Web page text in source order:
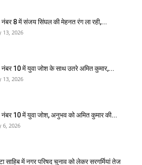
नंबर 8 में संजय सिंघल की मेहनत रंग ला रही,...
13, 2026
नंबर 10 में युवा जोश के साथ उतरे अमित कुमार,...
13, 2026
नंबर 10 में युवा जोश, अनुभव को अमित कुमार की...
6, 2026
साहिब में नगर परिषद चुनाव को लेकर सरगर्मियां तेज